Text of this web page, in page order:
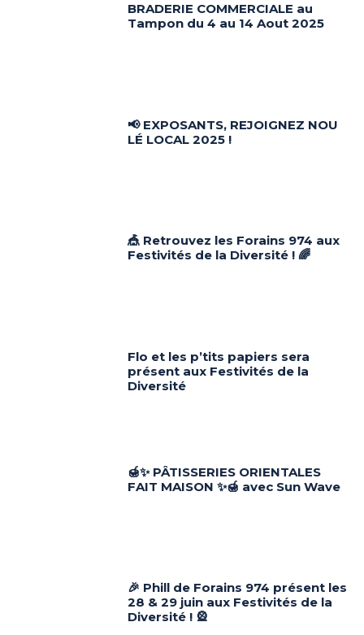
BRADERIE COMMERCIALE au
Tampon du 4 au 14 Aout 2025
📢 EXPOSANTS, REJOIGNEZ NOU
LÉ LOCAL 2025 !
🎪 Retrouvez les Forains 974 aux
Festivités de la Diversité ! 🌈
Flo et les p’tits papiers sera
présent aux Festivités de la
Diversité
🍯✨ PÂTISSERIES ORIENTALES
FAIT MAISON ✨🍯 avec Sun Wave
🎉 Phill de Forains 974 présent les
28 & 29 juin aux Festivités de la
Diversité ! 🎡